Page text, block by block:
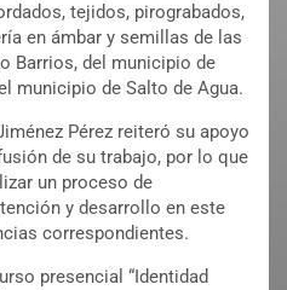
tejidos, pirograbados,
en ámbar y semillas de las
Barrios, del municipio de
municipio de Salto de Agua.
Pérez reiteró su apoyo
de su trabajo, por lo que
un proceso de
y desarrollo en este
correspondientes.
presencial “Identidad